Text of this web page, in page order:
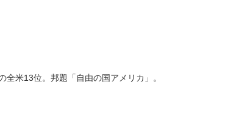
米13位。邦題「自由の国アメリカ」。